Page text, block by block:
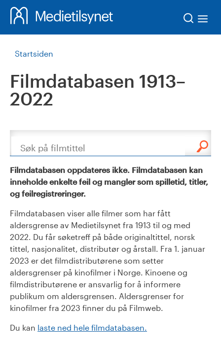
Startsiden
Filmdatabasen 1913–
2022
Søk
Filmdatabasen oppdateres ikke. Filmdatabasen kan
inneholde enkelte feil og mangler som spilletid, titler,
og feilregistreringer.
Filmdatabasen viser alle filmer som har fått
aldersgrense av Medietilsynet fra 1913 til og med
2022. Du får søketreff på både originaltittel, norsk
tittel, nasjonalitet, distributør og årstall. Fra 1. januar
2023 er det filmdistributørene som setter
aldersgrenser på kinofilmer i Norge. Kinoene og
filmdistributørene er ansvarlig for å informere
publikum om aldersgrensen. Aldersgrenser for
kinofilmer fra 2023 finner du på Filmweb.
Du kan laste ned hele filmdatabasen.